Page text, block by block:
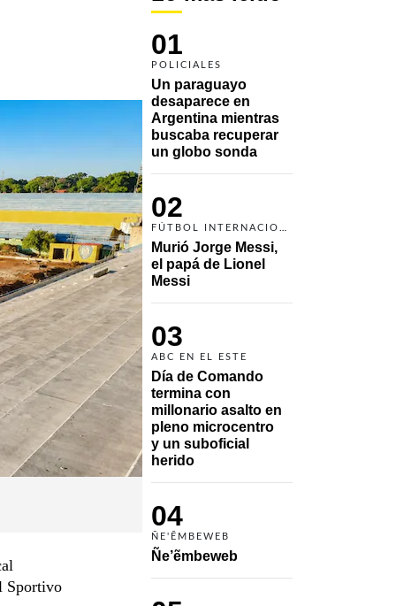
01
POLICIALES
Un paraguayo
desaparece en
Argentina mientras
buscaba recuperar
un globo sonda
02
Murió Jorge Messi,
el papá de Lionel
Messi
03
ABC EN EL ESTE
Día de Comando
termina con
millonario asalto en
pleno microcentro
y un suboficial
herido
04
ÑE'ẼMBEWEB
Ñe’ẽmbeweb
Sportivo